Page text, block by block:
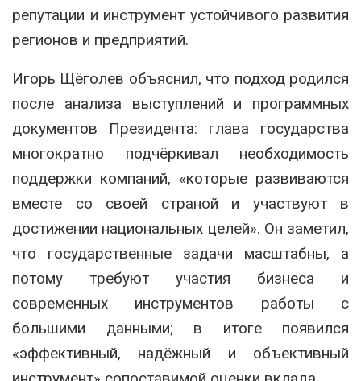
репутации и инструмент устойчивого развития
регионов и предприятий.
Игорь Щёголев объяснил, что подход родился
после анализа выступлений и программных
документов Президента: глава государства
многократно подчёркивал необходимость
поддержки компаний, «которые развиваются
вместе со своей страной и участвуют в
достижении национальных целей». Он заметил,
что государственные задачи масштабны, а
потому требуют участия бизнеса и
современных инструментов работы с
большими данными; в итоге появился
«эффективный, надёжный и объективный